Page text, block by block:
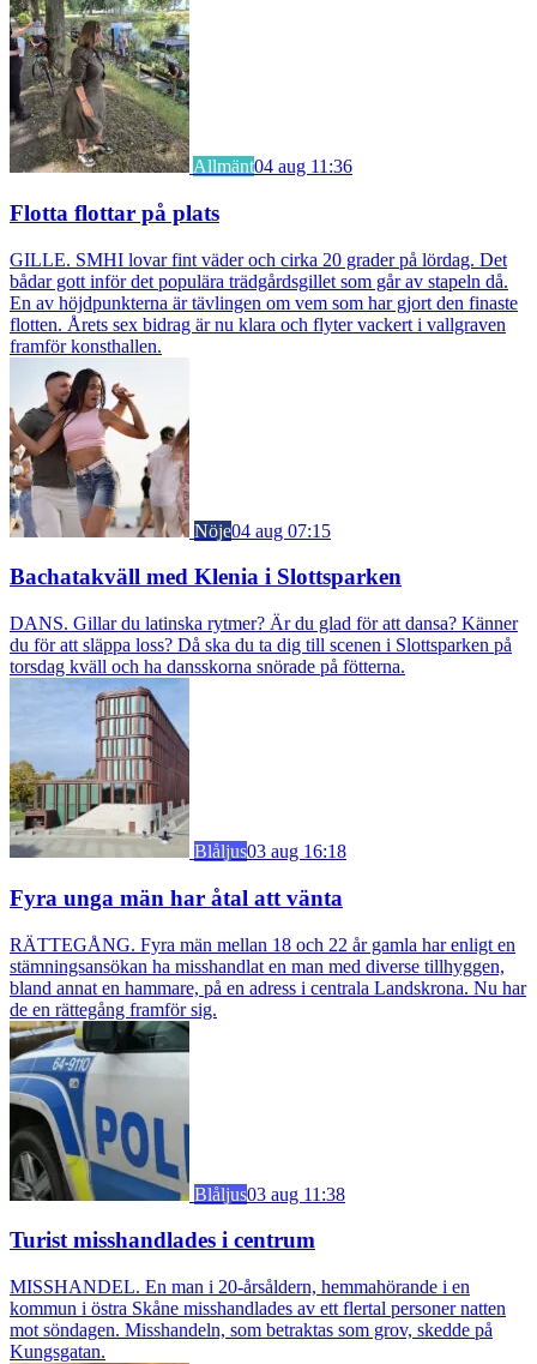
Allmänt04 aug 11:36
Flotta flottar på plats
GILLE. SMHI lovar fint väder och cirka 20 grader på lördag. Det
bådar gott inför det populära trädgårdsgillet som går av stapeln då.
En av höjdpunkterna är tävlingen om vem som har gjort den finaste
flotten. Årets sex bidrag är nu klara och flyter vackert i vallgraven
framför konsthallen.
Nöje04 aug 07:15
Bachatakväll med Klenia i Slottsparken
DANS. Gillar du latinska rytmer? Är du glad för att dansa? Känner
du för att släppa loss? Då ska du ta dig till scenen i Slottsparken på
torsdag kväll och ha dansskorna snörade på fötterna.
Blåljus03 aug 16:18
Fyra unga män har åtal att vänta
RÄTTEGÅNG. Fyra män mellan 18 och 22 år gamla har enligt en
stämningsansökan ha misshandlat en man med diverse tillhyggen,
bland annat en hammare, på en adress i centrala Landskrona. Nu har
de en rättegång framför sig.
Blåljus03 aug 11:38
Turist misshandlades i centrum
MISSHANDEL. En man i 20-årsåldern, hemmahörande i en
kommun i östra Skåne misshandlades av ett flertal personer natten
mot söndagen. Misshandeln, som betraktas som grov, skedde på
Kungsgatan.